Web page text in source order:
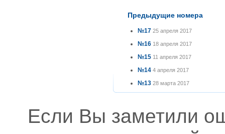
Предыдущие номера
№17 25 апреля 2017
№16 18 апреля 2017
№15 11 апреля 2017
№14 4 апреля 2017
№13 28 марта 2017
Если Вы заметили